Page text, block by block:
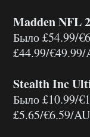
Madden NFL
Было £54.99/
£44.99/€49.99/
Stealth Inc
Было £10.99/
£5.65/€6.59/